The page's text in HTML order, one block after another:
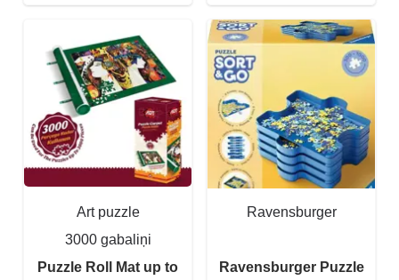
Art puzzle
3000 gabaliņi
Puzzle Roll Mat up to
Ravensburger
Ravensburger Puzzle